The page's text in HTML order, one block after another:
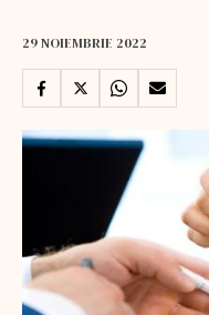
29 NOIEMBRIE 2022